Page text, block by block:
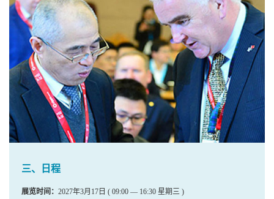
三、日程
展览时间： 2027年3月17日 ( 09:00 — 16:30 星期三 )